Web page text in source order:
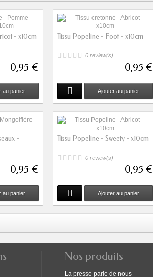
- x10cm
0,95 €
au panier
Tissu Popeline - Foot - x10cm
0 review(s)
0,95 €
Ajouter au panier
-
0,95 €
au panier
Tissu Popeline - Sweety - x10cm
0 review(s)
0,95 €
Ajouter au panier
Nos produits
La presse parle de nous